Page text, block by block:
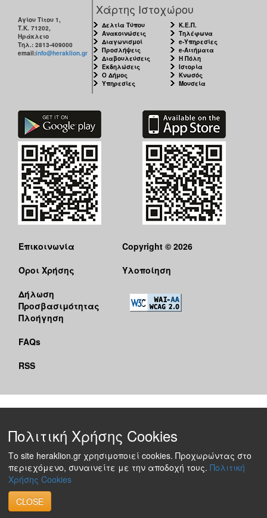
Αγίου Τίτου 1,
Τ.Κ. 71202,
Ηράκλειο
Τηλ.: 2813-409000
email:info@heraklion.gr
Χάρτης Ιστοχώρου
Δελτία Τύπου
Ανακοινώσεις
Διαγωνισμοί
Προσλήψεις
Διαβουλεύσεις
Εκδηλώσεις
Ο Δήμος
Υπηρεσίες
Κ.Ε.Π.
Τηλέφωνα
e-Υπηρεσίες
e-Αιτήματα
Η Πόλη
Ιστορία
Κνωσός
Μουσεία
Επικοινωνία
Όροι Χρήσης
Δήλωση
Προσβασιμότητας
Πλοήγηση
FAQs
RSS
Copyright © 2026
Υλοποίηση
Πολιτική Χρήσης Cookies
Το site heraklion.gr χρησιμοποιεί cookies. Προχωρώντας στο
περιεχόμενο, συναινείτε με την αποδοχή τους. Πολιτική
Χρήσης Cookies
CLOSE